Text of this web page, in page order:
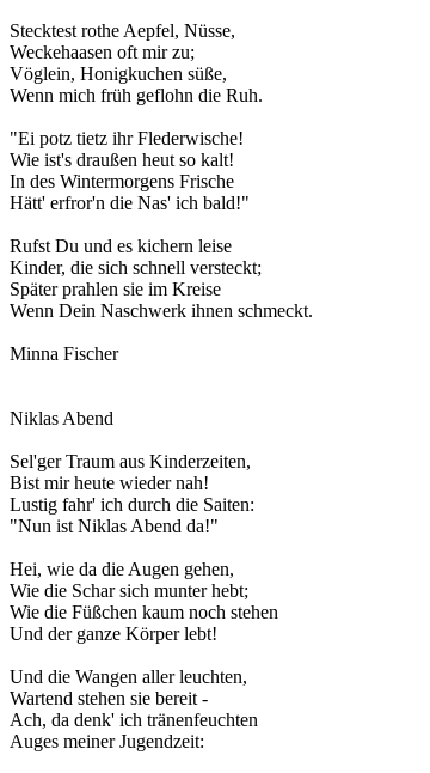
Stecktest rothe Aepfel, Nüsse,
Weckehaasen oft mir zu;
Vöglein, Honigkuchen süße,
Wenn mich früh geflohn die Ruh.
"Ei potz tietz ihr Flederwische!
Wie ist's draußen heut so kalt!
In des Wintermorgens Frische
Hätt' erfror'n die Nas' ich bald!"
Rufst Du und es kichern leise
Kinder, die sich schnell versteckt;
Später prahlen sie im Kreise
Wenn Dein Naschwerk ihnen schmeckt.
Minna Fischer
Niklas Abend
Sel'ger Traum aus Kinderzeiten,
Bist mir heute wieder nah!
Lustig fahr' ich durch die Saiten:
"Nun ist Niklas Abend da!"
Hei, wie da die Augen gehen,
Wie die Schar sich munter hebt;
Wie die Füßchen kaum noch stehen
Und der ganze Körper lebt!
Und die Wangen aller leuchten,
Wartend stehen sie bereit -
Ach, da denk' ich tränenfeuchten
Auges meiner Jugendzeit: